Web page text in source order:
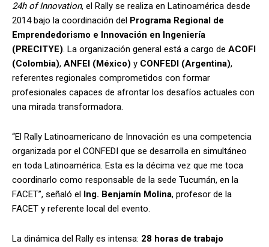
24h of Innovation, el Rally se realiza en Latinoamérica desde
2014 bajo la coordinación del Programa Regional de
Emprendedorismo e Innovación en Ingeniería
(PRECITYE). La organización general está a cargo de ACOFI
(Colombia), ANFEI (México) y CONFEDI (Argentina),
referentes regionales comprometidos con formar
profesionales capaces de afrontar los desafíos actuales con
una mirada transformadora.
“El Rally Latinoamericano de Innovación es una competencia
organizada por el CONFEDI que se desarrolla en simultáneo
en toda Latinoamérica. Esta es la décima vez que me toca
coordinarlo como responsable de la sede Tucumán, en la
FACET”, señaló el Ing. Benjamín Molina, profesor de la
FACET y referente local del evento.
La dinámica del Rally es intensa: 28 horas de trabajo